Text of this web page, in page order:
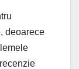
deoarece